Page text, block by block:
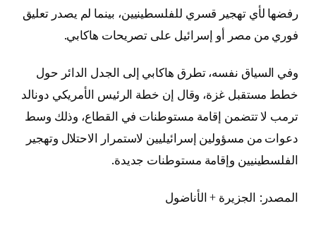
رفضها لأي تهجير قسري للفلسطينيين، بينما لم يصدر تعليق
فوري من مصر أو إسرائيل على تصريحات هاكابي.
وفي السياق نفسه، تطرق هاكابي إلى الجدل الدائر حول
خطط مستقبل غزة، وقال إن خطة الرئيس الأمريكي دونالد
ترمب لا تتضمن إقامة مستوطنات في القطاع، وذلك وسط
دعوات من مسؤولين إسرائيليين لاستمرار الاحتلال وتهجير
الفلسطينيين وإقامة مستوطنات جديدة.
المصدر: الجزيرة + الأناضول